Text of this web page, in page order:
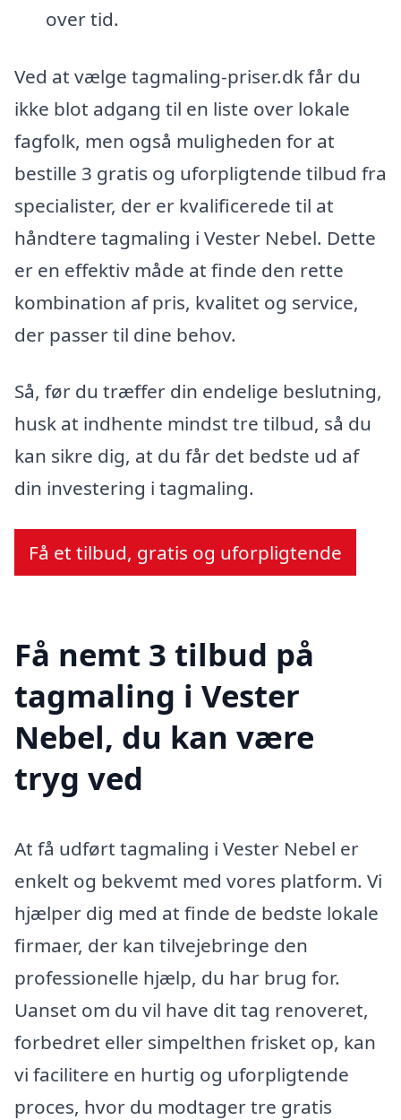
over tid.
Ved at vælge tagmaling-priser.dk får du
ikke blot adgang til en liste over lokale
fagfolk, men også muligheden for at
bestille 3 gratis og uforpligtende tilbud fra
specialister, der er kvalificerede til at
håndtere tagmaling i Vester Nebel. Dette
er en effektiv måde at finde den rette
kombination af pris, kvalitet og service,
der passer til dine behov.
Så, før du træffer din endelige beslutning,
husk at indhente mindst tre tilbud, så du
kan sikre dig, at du får det bedste ud af
din investering i tagmaling.
Få et tilbud, gratis og uforpligtende
Få nemt 3 tilbud på
tagmaling i Vester
Nebel, du kan være
tryg ved
At få udført tagmaling i Vester Nebel er
enkelt og bekvemt med vores platform. Vi
hjælper dig med at finde de bedste lokale
firmaer, der kan tilvejebringe den
professionelle hjælp, du har brug for.
Uanset om du vil have dit tag renoveret,
forbedret eller simpelthen frisket op, kan
vi facilitere en hurtig og uforpligtende
proces, hvor du modtager tre gratis